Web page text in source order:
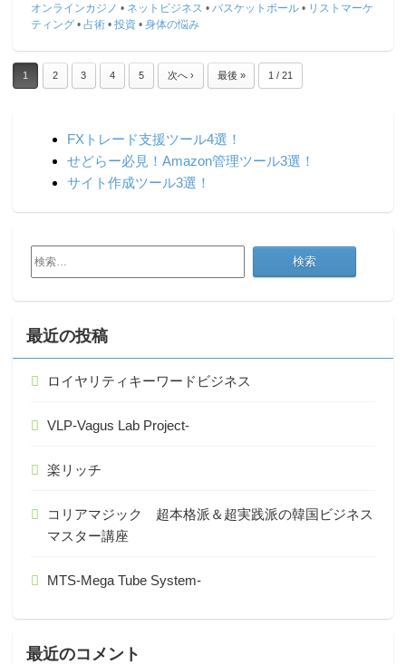
オンラインカジノ • ネットビジネス • バスケットボール • リストマーケ
ティング • 占術 • 投資 • 身体の悩み
1 2 3 4 5 次へ › 最後 » 1 / 21
FXトレード支援ツール4選！
せどらー必見！Amazon管理ツール3選！
サイト作成ツール3選！
検
索:
最近の投稿
ロイヤリティキーワードビジネス
VLP-Vagus Lab Project-
楽リッチ
コリアマジック 超本格派＆超実践派の韓国ビジネス
マスター講座
MTS-Mega Tube System-
最近のコメント